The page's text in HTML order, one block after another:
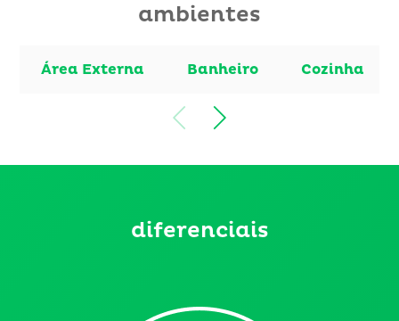
ambientes
Área Externa Banheiro Cozinha
diferenciais